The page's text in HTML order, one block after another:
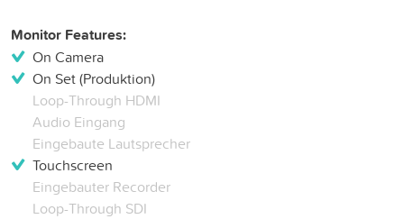
Monitor Features:
On Camera
On Set (Produktion)
Loop-Through HDMI
Audio Eingang
Eingebaute Lautsprecher
Touchscreen
Eingebauter Recorder
Loop-Through SDI